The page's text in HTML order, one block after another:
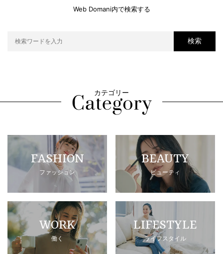
Web Domani内で検索する
検索
カテゴリー
FASHION
ファッション
BEAUTY
ビューティ
WORK
働く
LIFESTYLE
ライフスタイル